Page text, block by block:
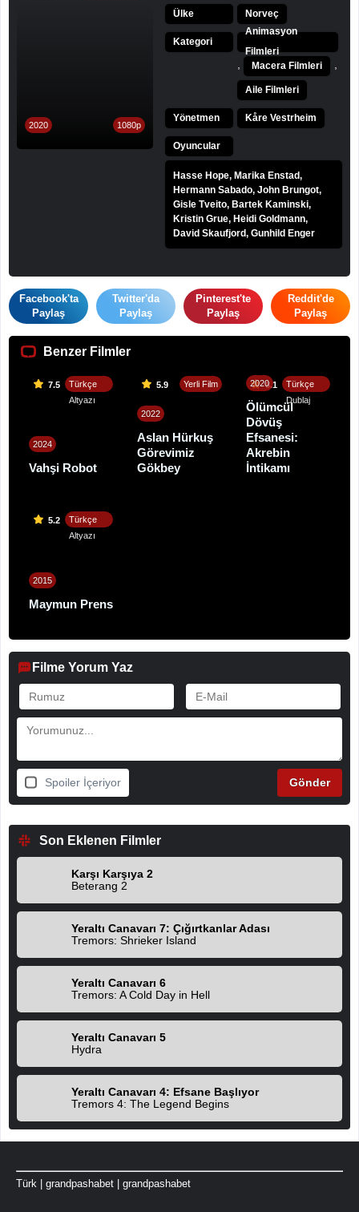
2020 1080p
Ülke Norveç
Kategori
Animasyon
Filmleri
Macera Filmleri
Aile Filmleri
Yönetmen Kåre Vestrheim
Oyuncular
Hasse Hope, Marika Enstad,
Hermann Sabado, John Brungot,
Gisle Tveito, Bartek Kaminski,
Kristin Grue, Heidi Goldmann,
David Skaufjord, Gunhild Enger
Facebook'ta
Paylaş
Twitter'da
Paylaş
Pinterest'te
Paylaş
Reddit'de
Paylaş
Benzer Filmler
7.5
Türkçe
Altyazı
2024
Vahşi Robot
5.9 Yerli Film
2022
Aslan Hürkuş
Görevimiz
Gökbey
8.1
Türkçe
Dublaj
2020
Ölümcül
Dövüş
Efsanesi:
Akrebin
İntikamı
5.2
Türkçe
Altyazı
2015
Maymun Prens
Filme Yorum Yaz
Spoiler İçeriyor
Son Eklenen Filmler
Karşı Karşıya 2
Beterang 2
Yeraltı Canavarı 7: Çığırtkanlar Adası
Tremors: Shrieker Island
Yeraltı Canavarı 6
Tremors: A Cold Day in Hell
Yeraltı Canavarı 5
Hydra
Yeraltı Canavarı 4: Efsane Başlıyor
Tremors 4: The Legend Begins
Türk | grandpashabet | grandpashabet